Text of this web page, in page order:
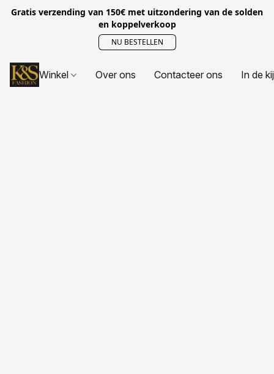
Gratis verzending van 150€ met uitzondering van de solden
en koppelverkoop
NU BESTELLEN
Winkel Over ons Contacteer ons In de